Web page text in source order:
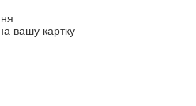
вашу картку